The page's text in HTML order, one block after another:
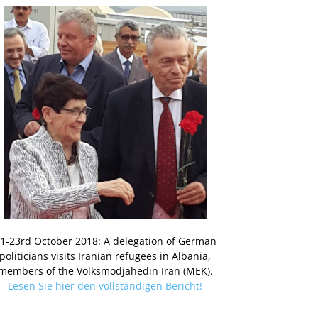
23rd October 2018: A delegation of German
politicians visits Iranian refugees in Albania,
of the Volksmodjahedin Iran (MEK).
Lesen Sie hier den vollständigen Bericht!